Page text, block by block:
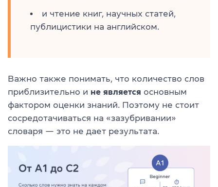
и чтение книг, научных статей,
публицистики на английском.
Важно также понимать, что количество слов
приблизительно и не является основным
фактором оценки знаний. Поэтому не стоит
сосредотачиваться на «зазубривании»
словаря — это не дает результата.